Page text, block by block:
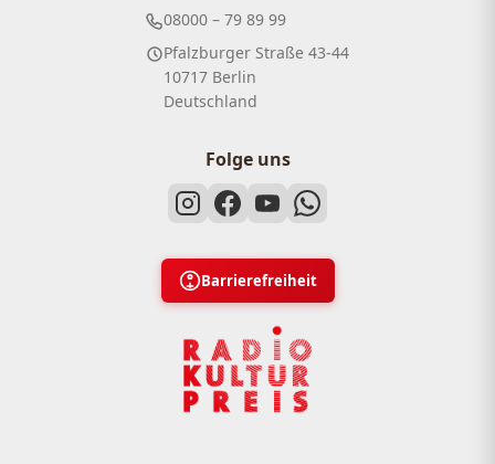
08000 – 79 89 99
Pfalzburger Straße 43-44
10717 Berlin
Deutschland
Folge uns
Barrierefreiheit